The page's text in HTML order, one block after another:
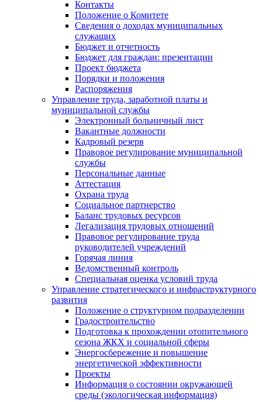
Контакты
Положение о Комитете
Сведения о доходах муниципальных
служащих
Бюджет и отчетность
Бюджет для граждан: презентации
Проект бюджета
Порядки и положения
Распоряжения
Управление труда, заработной платы и
муниципальной службы
Электронный больничный лист
Вакантные должности
Кадровый резерв
Правовое регулирование муниципальной
службы
Персональные данные
Аттестация
Охрана труда
Социальное партнерство
Баланс трудовых ресурсов
Легализация трудовых отношений
Правовое регулирование труда
руководителей учреждений
Горячая линия
Ведомственный контроль
Специальная оценка условий труда
Управление стратегического и инфраструктурного
развития
Положение о структурном подразделении
Градостроительство
Подготовка к прохождении отопительного
сезона ЖКХ и социальной сферы
Энергосбережение и повышение
энергетической эффективности
Проекты
Информация о состоянии окружающей
среды (экологическая информация)